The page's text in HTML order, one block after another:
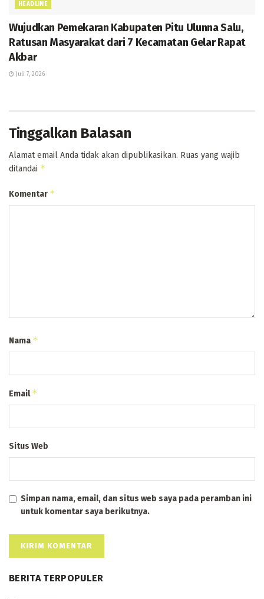
HEADLINE
Wujudkan Pemekaran Kabupaten Pitu Ulunna Salu,
Ratusan Masyarakat dari 7 Kecamatan Gelar Rapat
Akbar
Juli 7, 2026
Tinggalkan Balasan
Alamat email Anda tidak akan dipublikasikan. Ruas yang wajib
ditandai *
Komentar *
Nama *
Email*
Situs Web
Simpan nama, email, dan situs web saya pada peramban ini
untuk komentar saya berikutnya.
BERITA TERPOPULER